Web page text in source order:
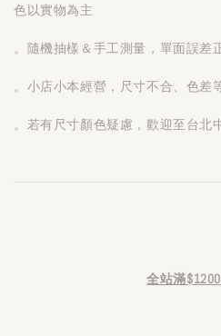
色以實物為主
。隨機抽樣＆手工測量，單面誤差
。小店小本經營，尺寸不合、色差
。若有尺寸顏色疑慮，歡迎至台北
全站滿